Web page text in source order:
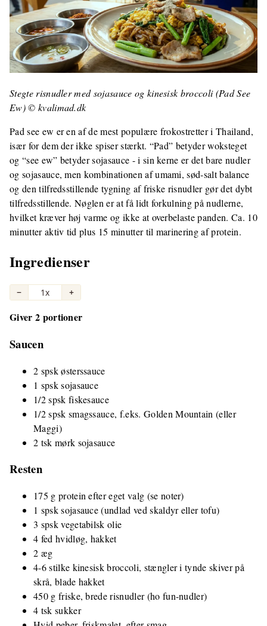
Stegte risnudler med sojasauce og kinesisk broccoli (Pad See
Ew) © kvalimad.dk
Pad see ew er en af de mest populære frokostretter i Thailand,
især for dem der ikke spiser stærkt. “Pad” betyder woksteget
og “see ew” betyder sojasauce - i sin kerne er det bare nudler
og sojasauce, men kombinationen af umami, sød-salt balance
og den tilfredsstillende tygning af friske risnudler gør det dybt
tilfredsstillende. Nøglen er at få lidt forkulning på nudlerne,
hvilket kræver høj varme og ikke at overbelaste panden. Ca. 10
minutter aktiv tid plus 15 minutter til marinering af protein.
Ingredienser
− 1x +
Giver 2 portioner
Saucen
2 spsk østerssauce
1 spsk sojasauce
1/2 spsk fiskesauce
1/2 spsk smagssauce, f.eks. Golden Mountain (eller
Maggi)
2 tsk mørk sojasauce
Resten
175 g protein efter eget valg (se noter)
1 spsk sojasauce (undlad ved skaldyr eller tofu)
3 spsk vegetabilsk olie
4 fed hvidløg, hakket
2 æg
4-6 stilke kinesisk broccoli, stængler i tynde skiver på
skrå, blade hakket
450 g friske, brede risnudler (ho fun-nudler)
4 tsk sukker